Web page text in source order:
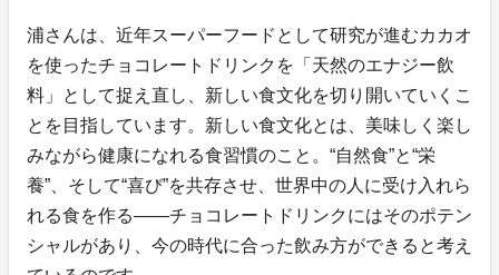
浦さんは、近年スーパーフードとして研究が進むカカオ
を使ったチョコレートドリンクを「天然のエナジー飲
料」として捉え直し、新しい食文化を切り開いていくこ
とを目指しています。新しい食文化とは、美味しく楽し
みながら健康になれる食習慣のこと。“自然食”と“栄
養”、そして“喜び”を共存させ、世界中の人に受け入れら
れる食を作る——チョコレートドリンクにはそのポテン
シャルがあり、今の時代に合った飲み方ができると考え